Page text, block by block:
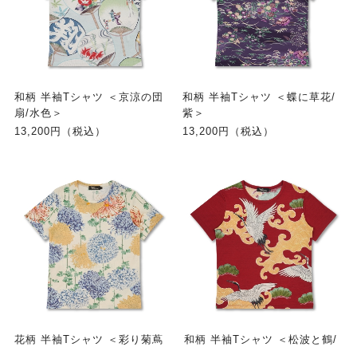
和柄 半袖Tシャツ ＜京涼の団
扇/水色＞
13,200円（税込）
和柄 半袖Tシャツ ＜蝶に草花/
紫＞
13,200円（税込）
花柄 半袖Tシャツ ＜彩り菊蔦
和柄 半袖Tシャツ ＜松波と鶴/